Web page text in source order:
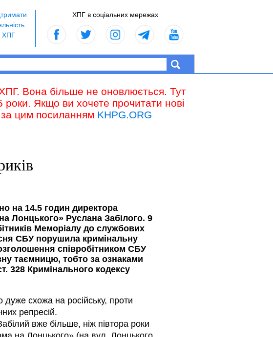
ХПГ в соціальних мережах
ХПГ
Вона більше не оновлюється. Тут
роки. Якщо ви хочете прочитати нові
за цим посиланням KHPG.ORG
на 14.5 годин директора
Лонцького» Руслана Забілого. 9
Меморіалу до службових
СБУ порушила кримінальну
співробітником СБУ
таємницю, тобто за ознаками
328 Кримінального кодексу
схожа на російську, проти
репресій.
вже більше, ніж півтора роки